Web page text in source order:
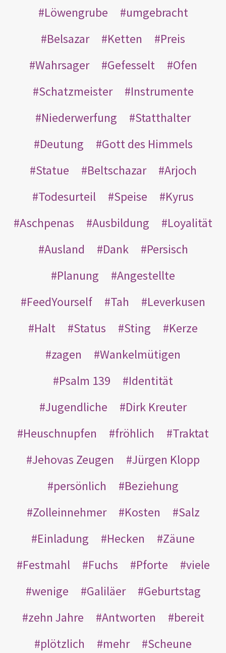
Löwengrube
umgebracht
Belsazar
Ketten
Preis
Wahrsager
Gefesselt
Ofen
Schatzmeister
Instrumente
Niederwerfung
Statthalter
Deutung
Gott des Himmels
Statue
Beltschazar
Arjoch
Todesurteil
Speise
Kyrus
Aschpenas
Ausbildung
Loyalität
Ausland
Dank
Persisch
Planung
Angestellte
FeedYourself
Tah
Leverkusen
Halt
Status Sting
Kerze
zagen
Wankelmütigen
Psalm 139
Identität
Jugendliche
Dirk Kreuter
Heuschnupfen
fröhlich
Traktat
Jehovas Zeugen
Jürgen Klopp
persönlich
Beziehung
Zolleinnehmer
Kosten
Salz
Einladung
Hecken
Zäune
Festmahl
Fuchs Pforte
viele
wenige
Galiläer
Geburtstag
zehn Jahre
Antworten
bereit
plötzlich
mehr Scheune